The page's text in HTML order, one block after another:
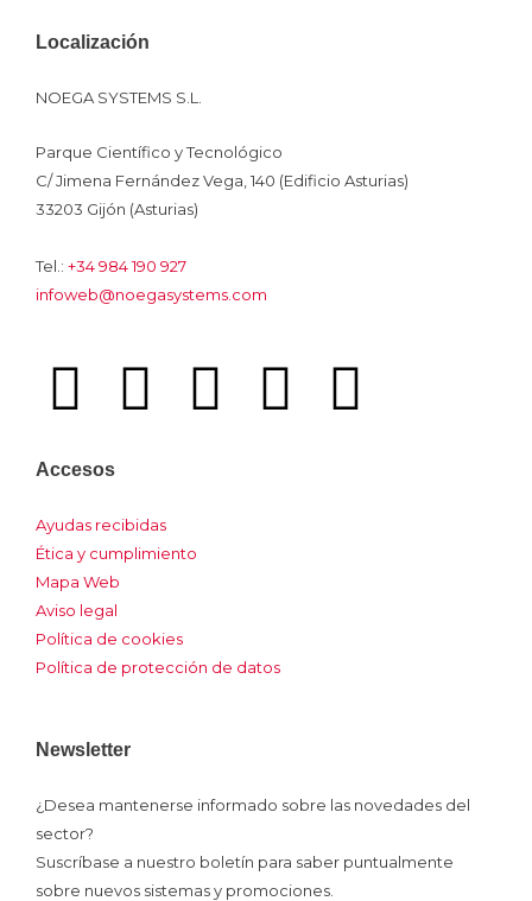
Localización
NOEGA SYSTEMS S.L.
Parque Científico y Tecnológico
C/ Jimena Fernández Vega, 140 (Edificio Asturias)
33203 Gijón (Asturias)
Tel.: +34 984 190 927
infoweb@noegasystems.com
I
c
o
n
-
x
F
c
e
b
o
k
L
d
n
Y
b
I
a
m
Accesos
Ayudas recibidas
Ética y cumplimiento
Mapa Web
Aviso legal
Política de cookies
Política de protección de datos
Newsletter
¿Desea mantenerse informado sobre las novedades del
sector?
Suscríbase a nuestro boletín para saber puntualmente
sobre nuevos sistemas y promociones.